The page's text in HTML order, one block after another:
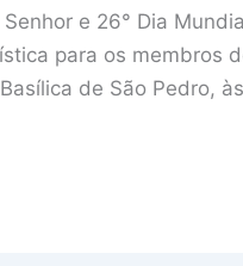
e 26° Dia
para os membros
de São Pedro,